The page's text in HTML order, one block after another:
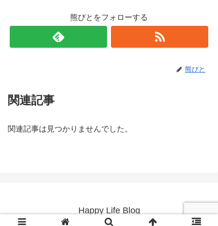
熊びとをフォローする
熊びと
関連記事
関連記事は見つかりませんでした。
Happy Life Blog